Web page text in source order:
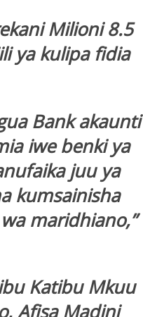
Milioni 8.5
ya kulipa fidia
Bank akaunti
iwe benki ya
juu ya
kumsainisha
maridhiano,”
Katibu Mkuu
Afisa Madini